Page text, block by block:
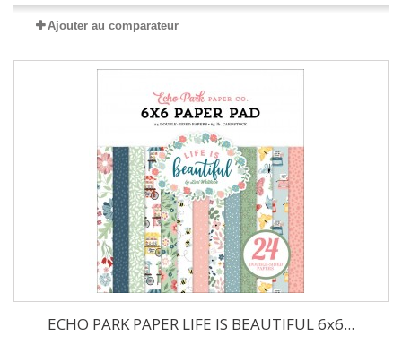
Ajouter au comparateur
ECHO PARK PAPER LIFE IS BEAUTIFUL 6x6...